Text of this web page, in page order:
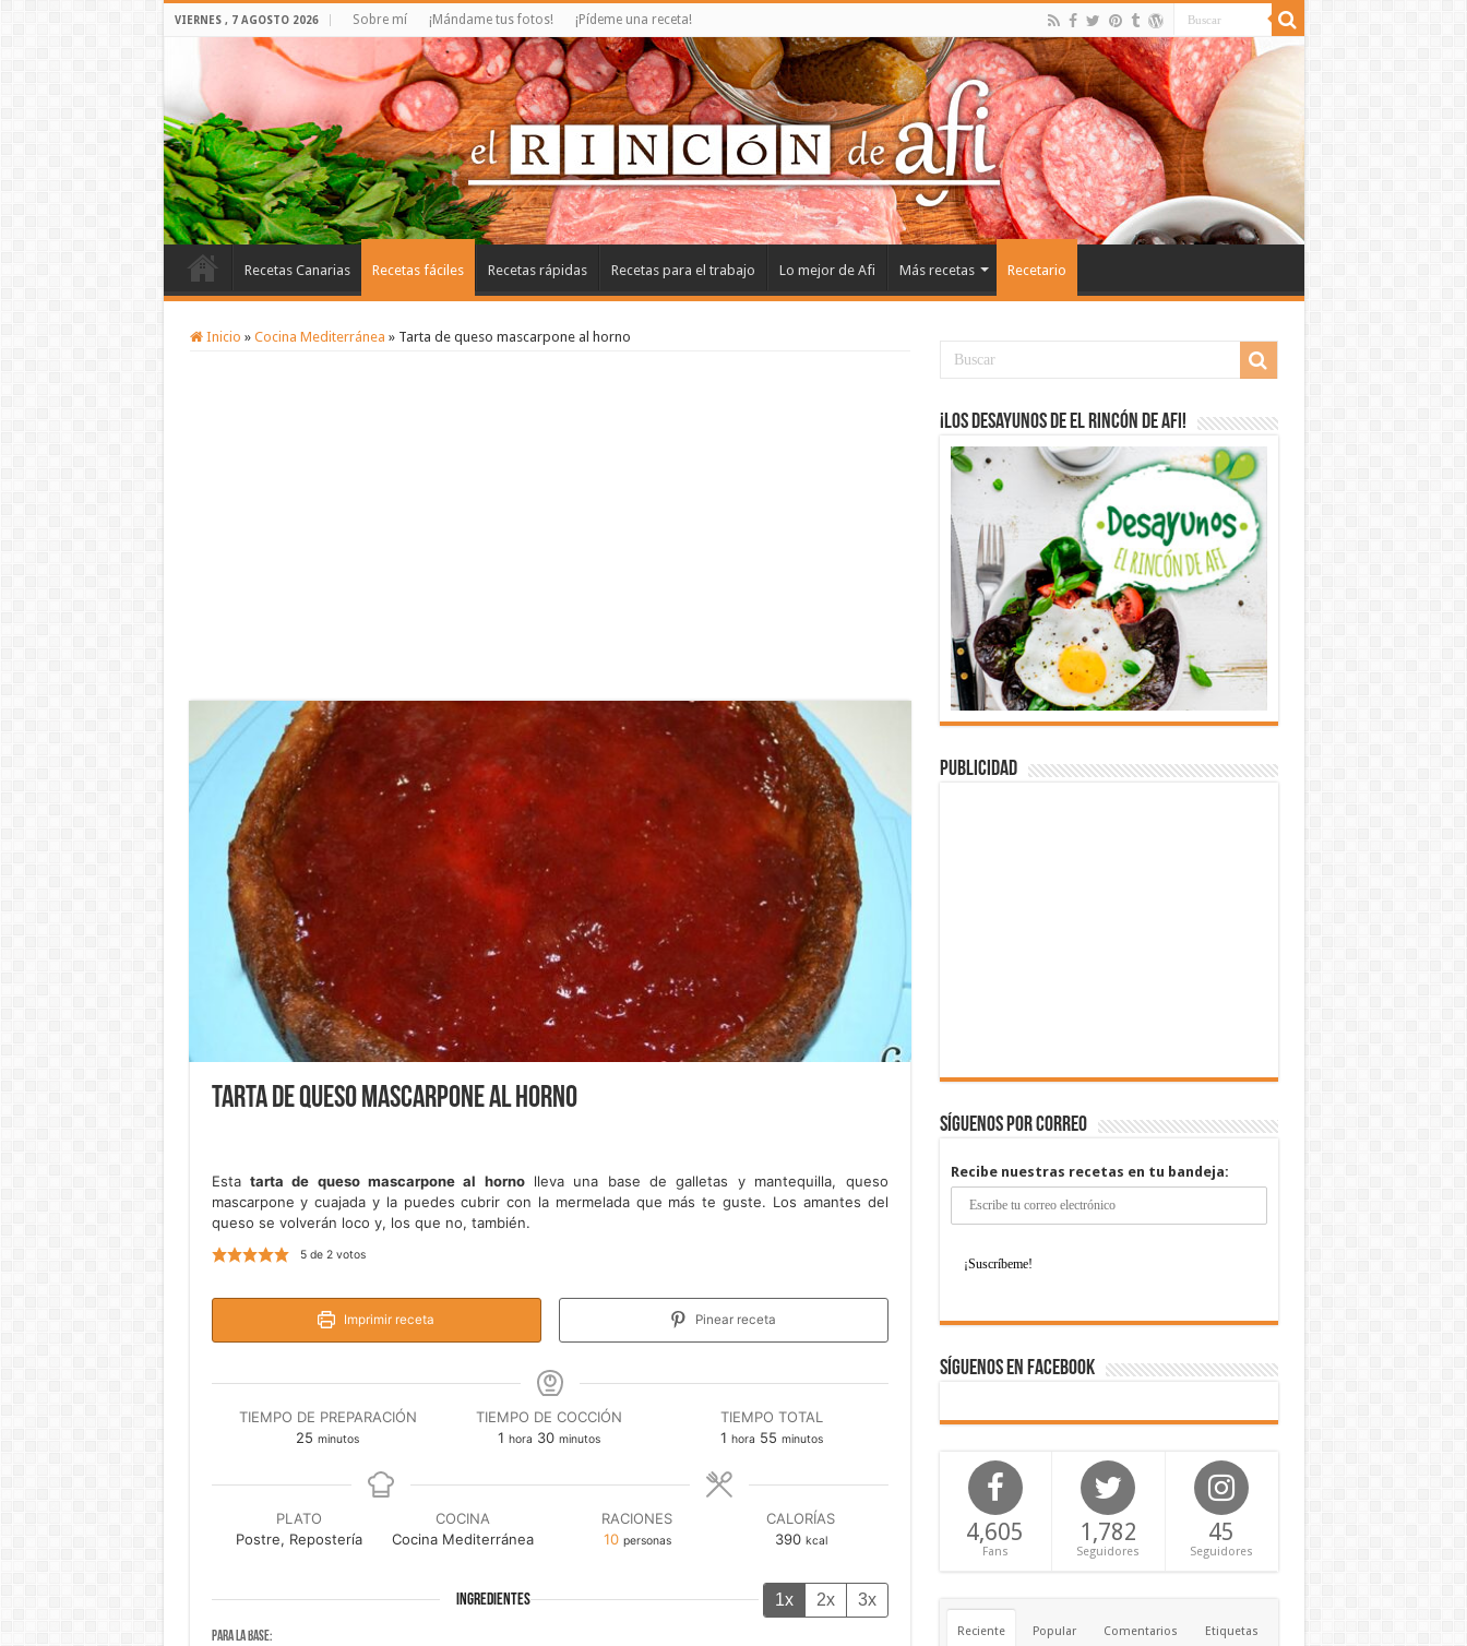
VIERNES , 7 AGOSTO 2026 Sobre mí ¡Mándame tus fotos! ¡Pídeme una receta!
Recetas Canarias Recetas fáciles Recetas rápidas Recetas para el trabajo Lo mejor de Afi Más recetas Recetario
Inicio » Cocina Mediterránea » Tarta de queso mascarpone al horno
Tarta de queso mascarpone al horno
Esta tarta de queso mascarpone al hornolleva una base de galletas y mantequilla, queso
mascarpone y cuajada y la puedes cubrir con la mermelada que más te guste. Los amantes del
queso se volverán loco y, los que no, también.
5de 2votos
Imprimir receta Pinear receta
TIEMPO DE PREPARACIÓN
25 minutos
minutos
TIEMPO DE COCCIÓN
1 hora
hora 30minutos
minutos
TIEMPO TOTAL
1hora
hora 55minutos
minutos
PLATO
Postre, Repostería
COCINA
Cocina Mediterránea
RACIONES
10 personas
CALORÍAS
390 kcal
INGREDIENTES 1x 2x 3x
Para la base:
¡Los desayunos de El Rincón de Afi!
Publicidad
Síguenos por correo
Recibe nuestras recetas en tu bandeja:
Síguenos en Facebook
4,605
Fans
1,782
Seguidores
45
Seguidores
Reciente Popular Comentarios Etiquetas